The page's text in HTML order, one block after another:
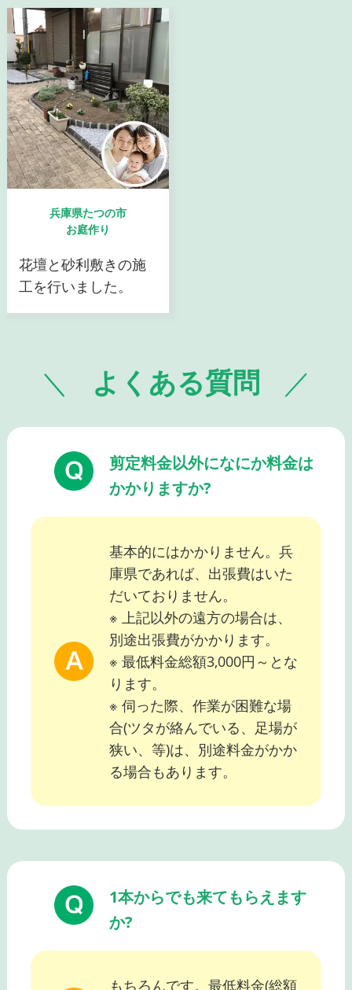
兵庫県たつの市
お庭作り
花壇と砂利敷きの施
工を行いました。
よくある質問
剪定料金以外になにか料金は
かかりますか?
基本的にはかかりません。兵
庫県であれば、出張費はいた
だいておりません。
※ 上記以外の遠方の場合は、
別途出張費がかかります。
※ 最低料金総額3,000円～とな
ります。
※ 伺った際、作業が困難な場
合(ツタが絡んでいる、足場が
狭い、等)は、別途料金がかか
る場合もあります。
1本からでも来てもらえます
か?
もちろんです。最低料金(総額